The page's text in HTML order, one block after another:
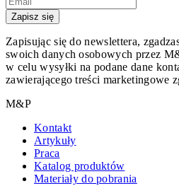
Zapisz się
Zapisując się do newslettera,
swoich danych osobowych przez
w celu wysyłki na podane dane
zawierającego treści marketingowe
M&P
Kontakt
Artykuły
Praca
Katalog produktów
Materiały do pobrania